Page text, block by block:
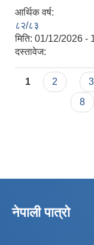
आर्थिक वर्ष:
८२/८३
मिति: 01/12/2026 -
दस्तावेज:
Pages
1 2 3
8
नेपाली पात्रो